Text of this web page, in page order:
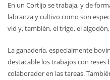
En un Cortijo se trabaja, y de
labranza y cultivo como son
vid y, también, el trigo, el
La ganadería, especialmente
destacable los trabajos con
colaborador en las tareas.